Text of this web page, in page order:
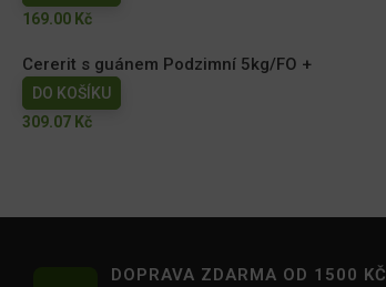
169.00 Kč
Cererit s guánem Podzimní 5kg/FO +
DO KOŠÍKU
309.07 Kč
DOPRAVA ZDARMA OD 1500 KČ